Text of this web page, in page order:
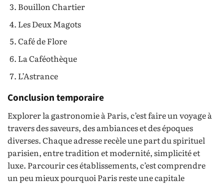
Bouillon Chartier
Les Deux Magots
Café de Flore
La Caféothèque
L’Astrance
Conclusion temporaire
Explorer la gastronomie à Paris, c’est faire un voyage à
travers des saveurs, des ambiances et des époques
diverses. Chaque adresse recèle une part du spirituel
parisien, entre tradition et modernité, simplicité et
luxe. Parcourir ces établissements, c’est comprendre
un peu mieux pourquoi Paris reste une capitale